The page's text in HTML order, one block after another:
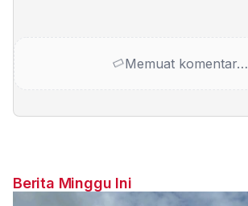
Memuat komentar…
Berita Minggu Ini